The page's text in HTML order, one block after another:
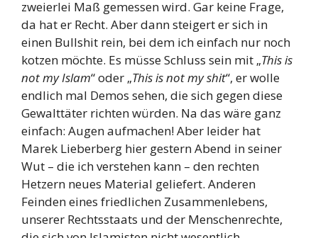
zweierlei Maß gemessen wird. Gar keine Frage,
da hat er Recht. Aber dann steigert er sich in
einen Bullshit rein, bei dem ich einfach nur noch
kotzen möchte. Es müsse Schluss sein mit „This is
not my Islam“ oder „This is not my shit“, er wolle
endlich mal Demos sehen, die sich gegen diese
Gewalttäter richten würden. Na das wäre ganz
einfach: Augen aufmachen! Aber leider hat
Marek Lieberberg hier gestern Abend in seiner
Wut – die ich verstehen kann – den rechten
Hetzern neues Material geliefert. Anderen
Feinden eines friedlichen Zusammenlebens,
unserer Rechtsstaats und der Menschenrechte,